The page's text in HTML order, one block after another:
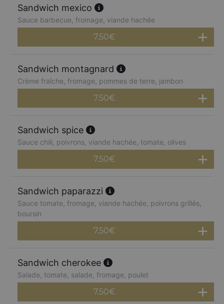
Sandwich mexico
Sauce barbecue, fromage, viande hachée
7.50€
Sandwich montagnard
Crème fraîche, fromage, pommes de terre, jambon
7.50€
Sandwich spice
Sauce chili, poivrons, viande hachée, tomate, olives
7.50€
Sandwich paparazzi
Sauce tomate, fromage, viande hachée, poivrons grillés,
boursin
7.50€
Sandwich cherokee
Salade, tomate, salade, fromage, poulet
7.50€